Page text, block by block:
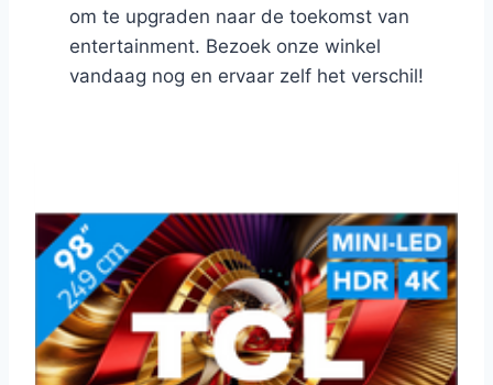
om te upgraden naar de toekomst van
entertainment. Bezoek onze winkel
vandaag nog en ervaar zelf het verschil!